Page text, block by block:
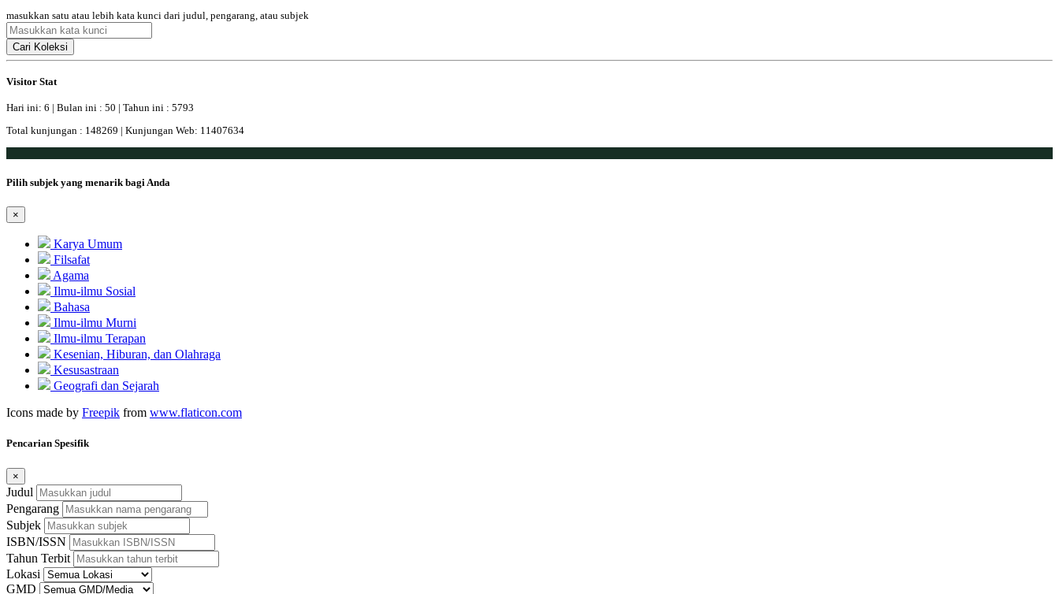
masukkan satu atau lebih kata kunci dari judul, pengarang, atau subjek
Cari Koleksi
Visitor Stat
Hari ini: 6 | Bulan ini : 50 | Tahun ini : 5793
Total kunjungan : 148269 | Kunjungan Web: 11407634
Pilih subjek yang menarik bagi Anda
×
Karya Umum
Filsafat
Agama
Ilmu-ilmu Sosial
Bahasa
Ilmu-ilmu Murni
Ilmu-ilmu Terapan
Kesenian, Hiburan, dan Olahraga
Kesusastraan
Geografi dan Sejarah
Icons made by Freepik from www.flaticon.com
Pencarian Spesifik
×
Judul
Pengarang
Subjek
ISBN/ISSN
Tahun Terbit
Lokasi
GMD